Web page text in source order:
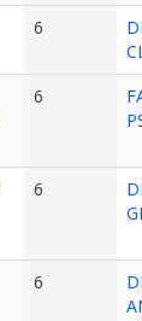
6
6
6
6